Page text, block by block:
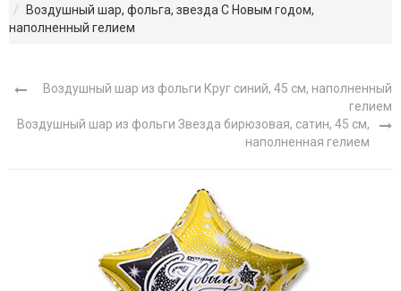
Воздушный шар, фольга, звезда С Новым годом,
наполненный гелием
Воздушный шар из фольги Круг синий, 45 см, наполненный
гелием
Воздушный шар из фольги Звезда бирюзовая, сатин, 45 см,
наполненная гелием